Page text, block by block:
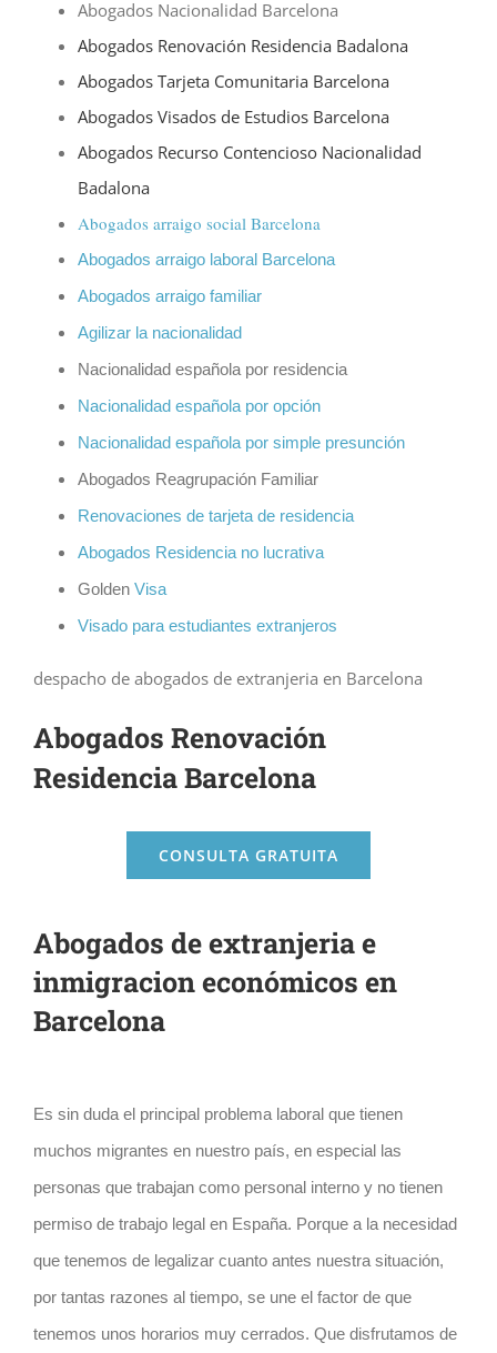
Abogados Nacionalidad Barcelona
Abogados Renovación Residencia Badalona
Abogados Tarjeta Comunitaria Barcelona
Abogados Visados de Estudios Barcelona
Abogados Recurso Contencioso Nacionalidad
Badalona
Abogados arraigo social Barcelona
Abogados arraigo laboral Barcelona
Abogados arraigo familiar
Agilizar la nacionalidad
Nacionalidad española por residencia
Nacionalidad española por opción
Nacionalidad española por simple presunción
Abogados Reagrupación Familiar
Renovaciones de tarjeta de residencia
Abogados Residencia no lucrativa
Golden Visa
Visado para estudiantes extranjeros
despacho de abogados de extranjeria en Barcelona
Abogados Renovación
Residencia Barcelona
CONSULTA GRATUITA
Abogados de extranjeria e
inmigracion económicos en
Barcelona
Es sin duda el principal problema laboral que tienen
muchos migrantes en nuestro país, en especial las
personas que trabajan como personal interno y no tienen
permiso de trabajo legal en España. Porque a la necesidad
que tenemos de legalizar cuanto antes nuestra situación,
por tantas razones al tiempo, se une el factor de que
tenemos unos horarios muy cerrados. Que disfrutamos de